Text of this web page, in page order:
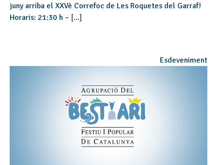
juny arriba el XXVè Correfoc de Les Roquetes del Garraf!
Horaris: 21:30 h – [...]
Esdeveniment